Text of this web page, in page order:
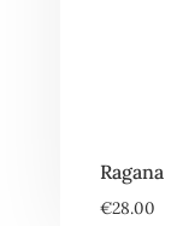
Ragana
€28.00